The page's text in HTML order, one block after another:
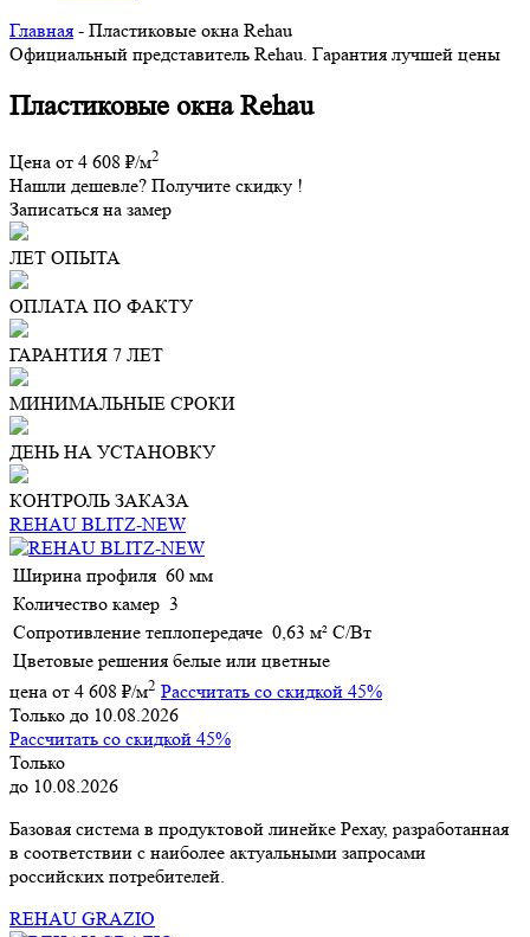
Главная - Пластиковые окна Rehau
Официальный представитель Rehau. Гарантия лучшей цены
Пластиковые окна Rehau
Цена от 4 608 ₽/м2
Нашли дешевле? Получите скидку !
Записаться на замер
ЛЕТ ОПЫТА
ОПЛАТА ПО ФАКТУ
ГАРАНТИЯ 7 ЛЕТ
МИНИМАЛЬНЫЕ СРОКИ
ДЕНЬ НА УСТАНОВКУ
КОНТРОЛЬ ЗАКАЗА
REHAU BLITZ-NEW
Ширина профиля 60 мм
Количество камер 3
Сопротивление теплопередаче 0,63 м² С/Вт
Цветовые решения белые или цветные
цена от 4 608 ₽/м2 Рассчитать со скидкой 45%
Только до 10.08.2026
Рассчитать со скидкой 45%
Только
до 10.08.2026
Базовая система в продуктовой линейке Рехау, разработанная
в соответствии с наиболее актуальными запросами
российских потребителей.
REHAU GRAZIO